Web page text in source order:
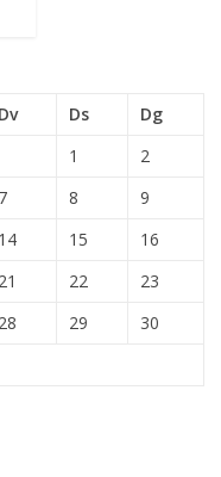
Dv Ds
Dg
1
2
7 8
9
14 15
16
21 22
23
28 29
30